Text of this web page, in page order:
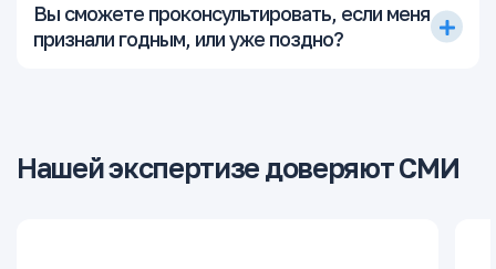
Вы сможете проконсультировать, если меня
признали годным, или уже поздно?
Нашей экспертизе доверяют СМИ